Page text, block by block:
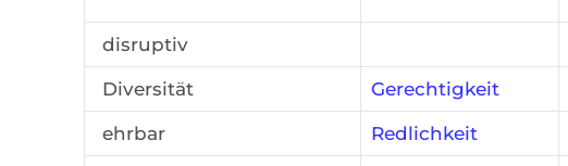
disruptiv
Diversität Gerechtigkeit
ehrbar Redlichkeit